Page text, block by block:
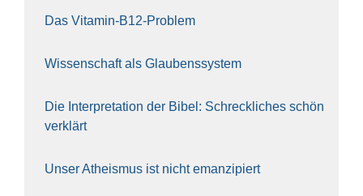
Das Vit­amin-B12-Pro­blem
Wis­sen­schaft als Glau­bens­sys­tem
Die Inter­pre­ta­ti­on der Bibel: Schreck­li­ches schön
ver­klärt
Unser Athe­is­mus ist nicht eman­zi­piert